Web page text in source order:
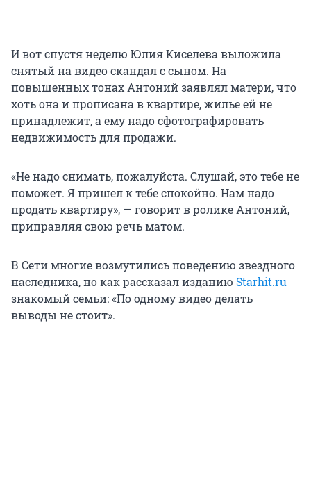
И вот спустя неделю Юлия Киселева выложила
снятый на видео скандал с сыном. На
повышенных тонах Антоний заявлял матери, что
хоть она и прописана в квартире, жилье ей не
принадлежит, а ему надо сфотографировать
недвижимость для продажи.
«Не надо снимать, пожалуйста. Слушай, это тебе не
поможет. Я пришел к тебе спокойно. Нам надо
продать квартиру», — говорит в ролике Антоний,
приправляя свою речь матом.
В Сети многие возмутились поведению звездного
наследника, но как рассказал изданию Starhit.ru
знакомый семьи: «По одному видео делать
выводы не стоит».